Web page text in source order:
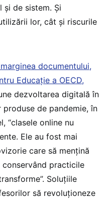
și de sistem. Și
lor, cât și riscurile
documentului,
Educație a OECD,
dezvoltarea digitală în
de pandemie, în
“clasele online nu
Ele au fost mai
care să mențină
practicile
Soluțiile
să revoluționeze